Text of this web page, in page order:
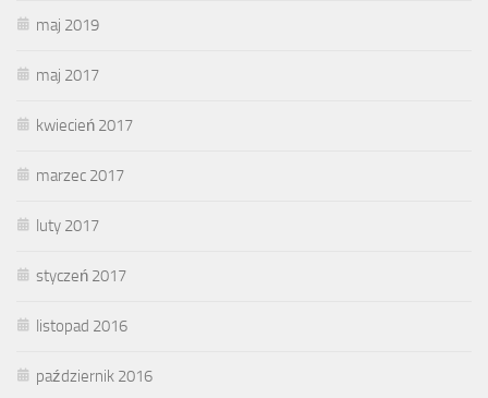
maj 2019
maj 2017
kwiecień 2017
marzec 2017
luty 2017
styczeń 2017
listopad 2016
październik 2016